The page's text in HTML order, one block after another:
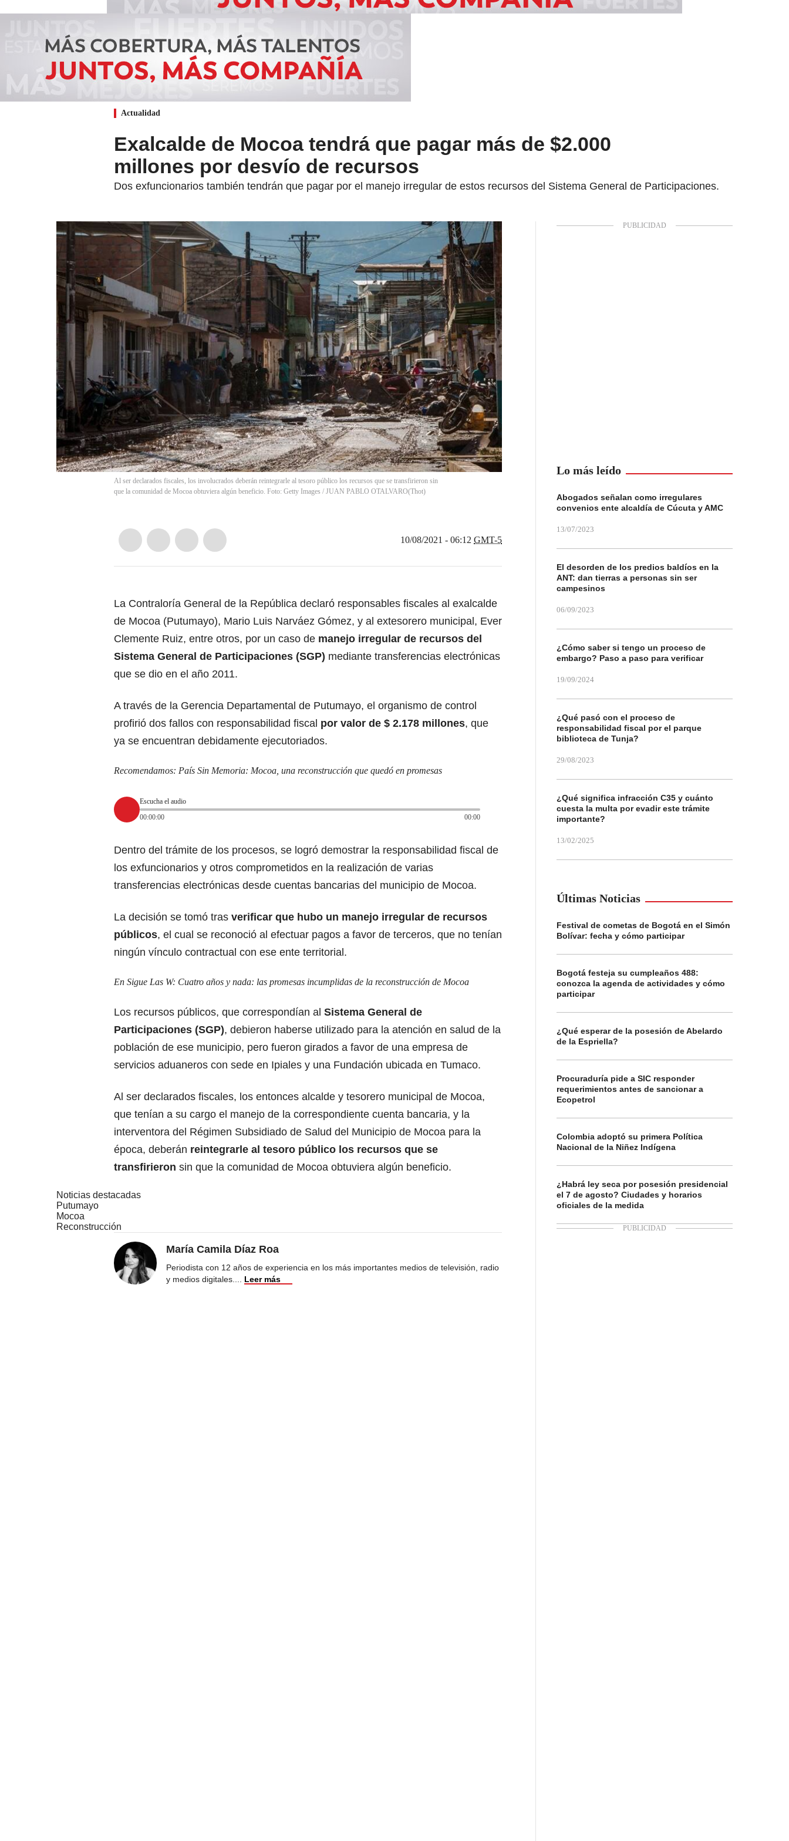
Actualidad
Exalcalde de Mocoa tendrá que pagar más de $2.000
millones por desvío de recursos
Dos exfuncionarios también tendrán que pagar por el manejo irregular de estos recursos del Sistema General de Participaciones.
Al ser declarados fiscales, los involucrados deberán reintegrarle al tesoro público los recursos que se transfirieron sin
que la comunidad de Mocoa obtuviera algún beneficio. Foto: Getty Images / JUAN PABLO OTALVARO(Thot)
10/08/2021 - 06:12 GMT-5
La Contraloría General de la República declaró responsables fiscales al exalcalde
de Mocoa (Putumayo), Mario Luis Narváez Gómez, y al extesorero municipal, Ever
Clemente Ruiz, entre otros, por un caso de manejo irregular de recursos del
Sistema General de Participaciones (SGP) mediante transferencias electrónicas
que se dio en el año 2011.
A través de la Gerencia Departamental de Putumayo, el organismo de control
profirió dos fallos con responsabilidad fiscal por valor de $ 2.178 millones, que
ya se encuentran debidamente ejecutoriados.
Recomendamos: País Sin Memoria: Mocoa, una reconstrucción que quedó en promesas
Escucha el audio
00:00:00
00:00
Dentro del trámite de los procesos, se logró demostrar la responsabilidad fiscal de
los exfuncionarios y otros comprometidos en la realización de varias
transferencias electrónicas desde cuentas bancarias del municipio de Mocoa.
La decisión se tomó tras verificar que hubo un manejo irregular de recursos
públicos, el cual se reconoció al efectuar pagos a favor de terceros, que no tenían
ningún vínculo contractual con ese ente territorial.
En Sigue Las W: Cuatro años y nada: las promesas incumplidas de la reconstrucción de Mocoa
Los recursos públicos, que correspondían al Sistema General de
Participaciones (SGP), debieron haberse utilizado para la atención en salud de la
población de ese municipio, pero fueron girados a favor de una empresa de
servicios aduaneros con sede en Ipiales y una Fundación ubicada en Tumaco.
Al ser declarados fiscales, los entonces alcalde y tesorero municipal de Mocoa,
que tenían a su cargo el manejo de la correspondiente cuenta bancaria, y la
interventora del Régimen Subsidiado de Salud del Municipio de Mocoa para la
época, deberán reintegrarle al tesoro público los recursos que se
transfirieron sin que la comunidad de Mocoa obtuviera algún beneficio.
Noticias destacadas
Putumayo
Mocoa
Reconstrucción
María Camila Díaz Roa
Periodista con 12 años de experiencia en los más importantes medios de televisión, radio
y medios digitales.
Leer más
Lo más leído
Abogados señalan como irregulares
convenios ente alcaldía de Cúcuta y AMC
13/07/2023
El desorden de los predios baldíos en la
ANT: dan tierras a personas sin ser
campesinos
06/09/2023
¿Cómo saber si tengo un proceso de
embargo? Paso a paso para verificar
19/09/2024
¿Qué pasó con el proceso de
responsabilidad fiscal por el parque
biblioteca de Tunja?
29/08/2023
¿Qué significa infracción C35 y cuánto
cuesta la multa por evadir este trámite
importante?
13/02/2025
Últimas Noticias
Festival de cometas de Bogotá en el Simón
Bolívar: fecha y cómo participar
Bogotá festeja su cumpleaños 488:
conozca la agenda de actividades y cómo
participar
¿Qué esperar de la posesión de Abelardo
de la Espriella?
Procuraduría pide a SIC responder
requerimientos antes de sancionar a
Ecopetrol
Colombia adoptó su primera Política
Nacional de la Niñez Indígena
¿Habrá ley seca por posesión presidencial
el 7 de agosto? Ciudades y horarios
oficiales de la medida